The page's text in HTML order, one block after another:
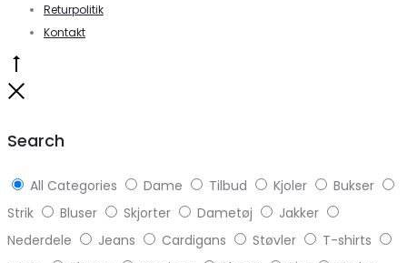
Returpolitik
Kontakt
Search
All Categories Dame Tilbud Kjoler
Bukser
Strik
Bluser Skjorter Dametøj
Jakker
Nederdele
Jeans Cardigans Støvler
T-shirts